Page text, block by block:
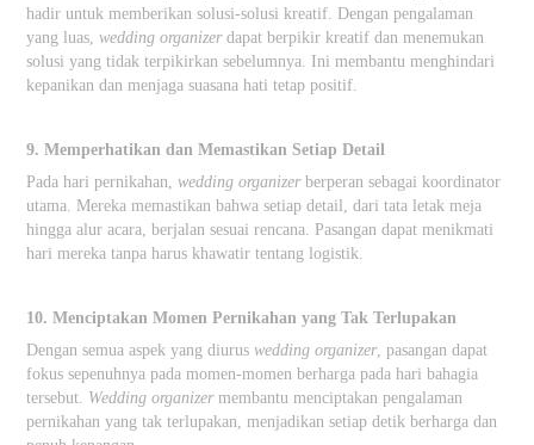
hadir untuk memberikan solusi-solusi kreatif. Dengan pengalaman
yang luas, wedding organizerdapat berpikir kreatif dan menemukan
solusi yang tidak terpikirkan sebelumnya. Ini membantu menghindari
kepanikan dan menjaga suasana hati tetap positif.
9. Memperhatikan dan Memastikan Setiap Detail
Pada hari pernikahan, wedding organizerberperan sebagai koordinator
utama. Mereka memastikan bahwa setiap detail, dari tata letak meja
hingga alur acara, berjalan sesuai rencana. Pasangan dapat menikmati
hari mereka tanpa harus khawatir tentang logistik.
10. Menciptakan Momen Pernikahan yang Tak Terlupakan
Dengan semua aspek yang diurus wedding organizer, pasangan dapat
fokus sepenuhnya pada momen-momen berharga pada hari bahagia
tersebut. Wedding organizermembantu menciptakan pengalaman
pernikahan yang tak terlupakan, menjadikan setiap detik berharga dan